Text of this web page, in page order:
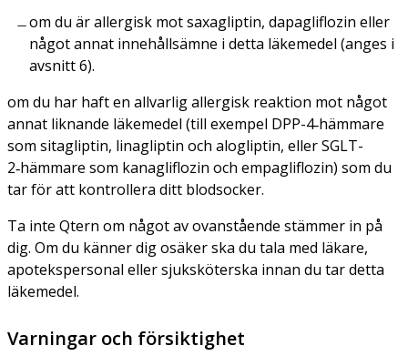
om du är allergisk mot saxagliptin, dapagliflozin eller
något annat innehållsämne i detta läkemedel (anges i
avsnitt 6).
om du har haft en allvarlig allergisk reaktion mot något
annat liknande läkemedel (till exempel DPP-4‑hämmare
som sitagliptin, linagliptin och alogliptin, eller SGLT-
2‑hämmare som kanagliflozin och empagliflozin) som du
tar för att kontrollera ditt blodsocker.
Ta inte Qtern om något av ovanstående stämmer in på
dig. Om du känner dig osäker ska du tala med läkare,
apotekspersonal eller sjuksköterska innan du tar detta
läkemedel.
Varningar och försiktighet